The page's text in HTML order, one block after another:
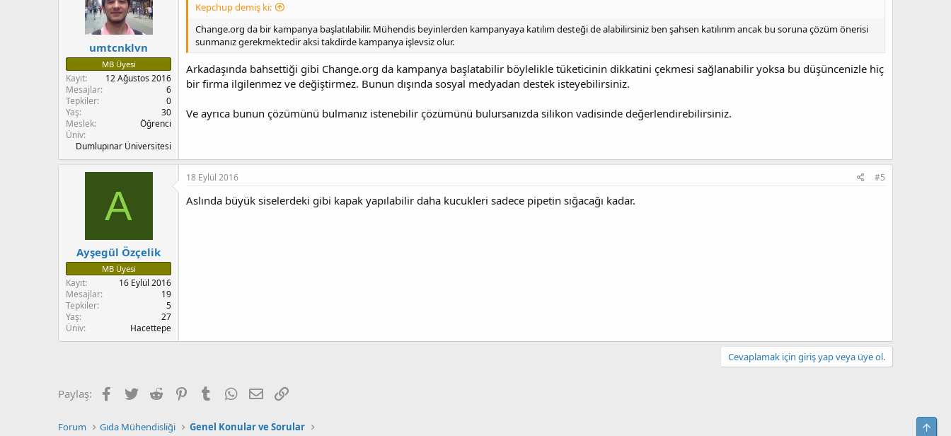
umtcnklvn
MB Üyesi
Kayıt
12 Ağustos 2016
Mesajlar
6
Tepkiler
0
Yaş
30
Meslek
Öğrenci
Üniv
Dumlupınar Üniversitesi
Kepchup demiş ki:
Change.org da bir kampanya başlatılabilir. Mühendis beyinlerden kampanyaya katılım desteği de alabilirsiniz ben şahsen katılırım ancak bu soruna çözüm önerisi
sunmanız gerekmektedir aksi takdirde kampanya işlevsiz olur.
Arkadaşında bahsettiği gibi Change.org da kampanya başlatabilir böylelikle tüketicinin dikkatini çekmesi sağlanabilir yoksa bu düşüncenizle hiç
bir firma ilgilenmez ve değiştirmez. Bunun dışında sosyal medyadan destek isteyebilirsiniz.
Ve ayrıca bunun çözümünü bulmanız istenebilir çözümünü bulursanızda silikon vadisinde değerlendirebilirsiniz.
A
Ayşegül Özçelik
MB Üyesi
Kayıt
16 Eylül 2016
Mesajlar
19
Tepkiler
5
Yaş
27
Üniv
Hacettepe
18 Eylül 2016 #5
Aslında büyük siselerdeki gibi kapak yapılabilir daha kucukleri sadece pipetin sığacağı kadar.
Cevaplamak için giriş yap veya üye ol.
Paylaş: Facebook
TwitterReddit PinterestTumblrWhatsApp
E-postaBağlantı
Forum Gıda Mühendisliği Genel Konular ve Sorular